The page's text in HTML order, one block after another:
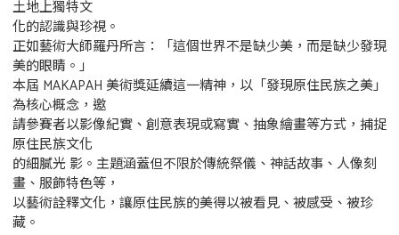
土地上獨特文
化的認識與珍視。
正如藝術大師羅丹所言：「這個世界不是缺少美，而是缺少發現
美的眼睛。」
本屆 MAKAPAH 美術獎延續這一精神，以「發現原住民族之美」
為核心概念，邀
請參賽者以影像紀實、創意表現或寫實、抽象繪畫等方式，捕捉
原住民族文化
的細膩光 影。主題涵蓋但不限於傳統祭儀、神話故事、人像刻
畫、服飾特色等，
以藝術詮釋文化，讓原住民族的美得以被看見、被感受、被珍
藏。